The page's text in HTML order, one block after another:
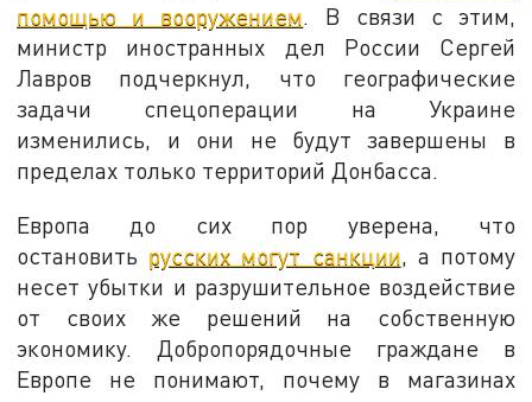
помощью и вооружением. В связи с этим,
министр иностранных дел России Сергей
Лавров подчеркнул, что географические
задачи спецоперации на Украине
изменились, и они не будут завершены в
пределах только территорий Донбасса.
Европа до сих пор уверена, что
остановить русских могут санкции, а потому
несет убытки и разрушительное воздействие
от своих же решений на собственную
экономику. Добропорядочные граждане в
Европе не понимают, почему в магазинах